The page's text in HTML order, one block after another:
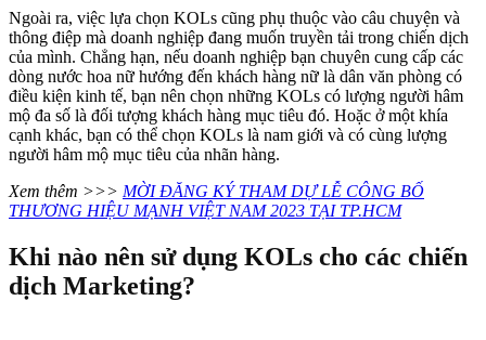
Ngoài ra, việc lựa chọn KOLs cũng phụ thuộc vào câu chuyện và
thông điệp mà doanh nghiệp đang muốn truyền tải trong chiến dịch
của mình. Chẳng hạn, nếu doanh nghiệp bạn chuyên cung cấp các
dòng nước hoa nữ hướng đến khách hàng nữ là dân văn phòng có
điều kiện kinh tế, bạn nên chọn những KOLs có lượng người hâm
mộ đa số là đối tượng khách hàng mục tiêu đó. Hoặc ở một khía
cạnh khác, bạn có thể chọn KOLs là nam giới và có cùng lượng
người hâm mộ mục tiêu của nhãn hàng.
Xem thêm >>> MỜI ĐĂNG KÝ THAM DỰ LỄ CÔNG BỐ
THƯƠNG HIỆU MẠNH VIỆT NAM 2023 TẠI TP.HCM
Khi nào nên sử dụng KOLs cho các chiến
dịch Marketing?